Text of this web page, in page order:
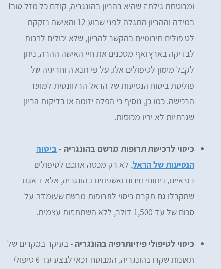
ומבוטחת גילתה שהיא בהריון בהונגריה, קודם כל מזל טוב!
במידה וההריון התגלה לפני שבוע 12 והאישה נזקקת
לטיפולים חירומיים בהקשר להריון, שלא יכולים לחכות
לבדיקה בארץ ואף מסכנים את חיי האישה ההרה, ניתן
לקבל מימון לטיפולים אלו, על פי תנאיה וחריגיה של
פוליסת ביטוח הנסיעות של הראל הרלוונטית למועד
הרכישה. כמו כן, נוסיף כי הפלה יזומה או בדיקות הריון
שגרתיות לא יהיו מכוסות.
כיסוי לרכישת תרופות מרשם בהונגריה -ביטוח
הנסיעות של הראל, לא רק מכסה אתכם לטיפולים
רפואיים, ניתוחי חירום ואשפוזים בהונגריה, אלא דואגת
שתקבלו גם תקרת כיסוי לתרופות מרשם שעומדת על
סכום של עד 1,500 דולר, ללא השתתפות עצמית.
כיסוי לטיפולי פיזיותרפיה בהונגריה - בעיקר במקרים של
תאונות שקרו בהונגריה, המבוטח זכאי לבצע עד 6 טיפולי